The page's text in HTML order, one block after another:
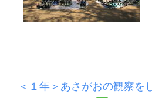
＜１年＞あさがおの観察を